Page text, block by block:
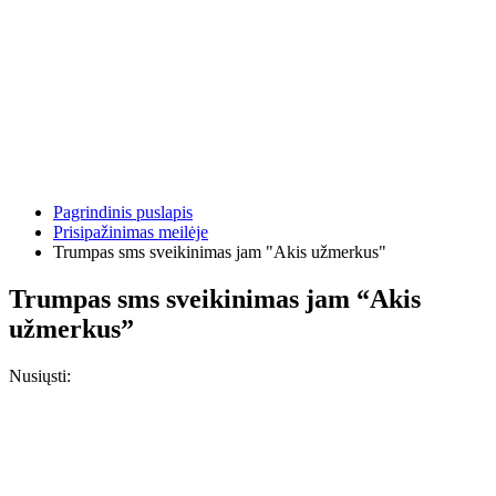
Pagrindinis puslapis
Prisipažinimas meilėje
Trumpas sms sveikinimas jam "Akis užmerkus"
Trumpas sms sveikinimas jam “Akis
užmerkus”
Nusiųsti: